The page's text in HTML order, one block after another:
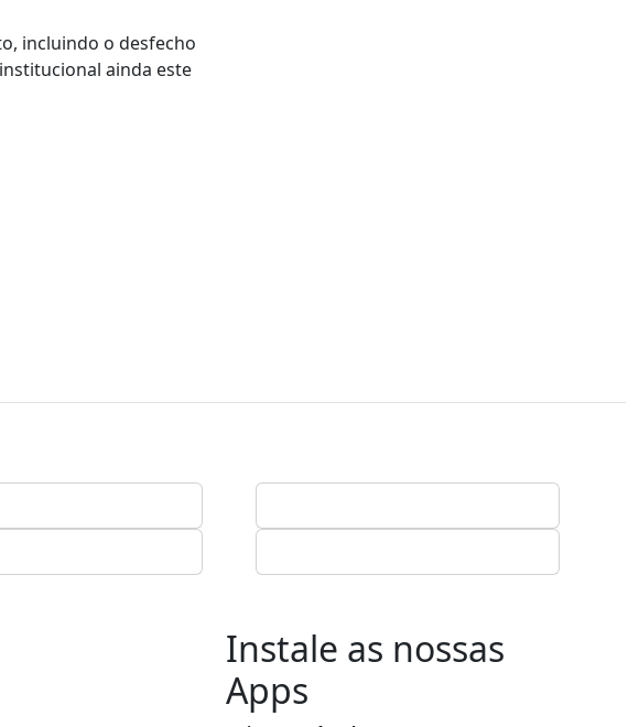
incluindo o desfecho
ainda este
Instale as nossas
Apps